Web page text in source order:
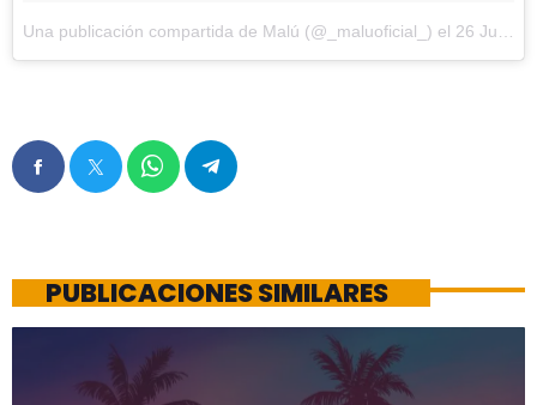
Una publicación compartida de Malú (@_maluoficial_) el 26 Jun, 2018 a las 10:28 PDT
PUBLICACIONES SIMILARES